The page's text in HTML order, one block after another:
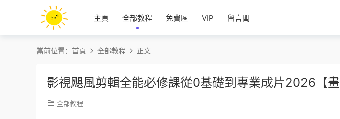
主頁 全部教程 免費區 VIP 留言闆
當前位置： 首頁 全部教程 正文
影視飓風剪輯全能必修課從0基礎到專業成片2026【畫
全部教程